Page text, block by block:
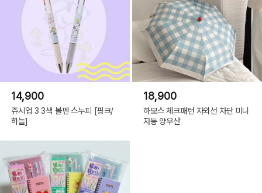
14,900
쥬시업 3 3색 볼펜 스누피 [핑크/
하늘]
18,900
하모스 체크패턴 자외선 차단 미니
자동 양우산